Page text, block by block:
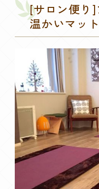
[サロン便り
温かいマッ